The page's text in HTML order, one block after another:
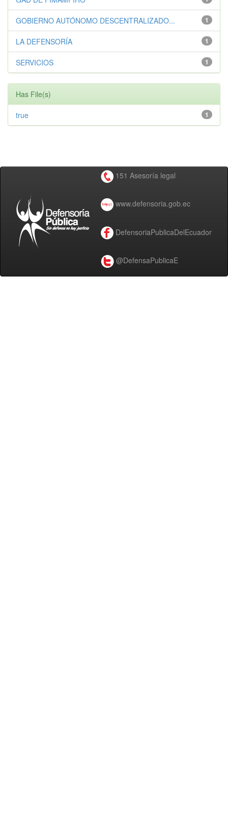
1
GOBIERNO AUTÓNOMO DESCENTRALIZADO...
1
LA DEFENSORÍA
1
SERVICIOS
Has File(s)
1
true
151 Asesoría legal
www.defensoria.gob.ec
DefensoriaPublicaDelEcuador
@DefensaPublicaE